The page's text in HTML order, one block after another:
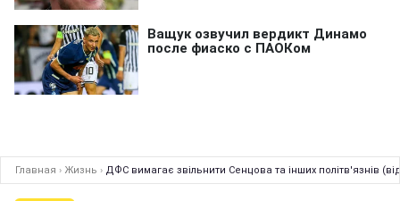
Главная › Жизнь › ДФС вимагає звільнити Сенцова та інших політв'язнів